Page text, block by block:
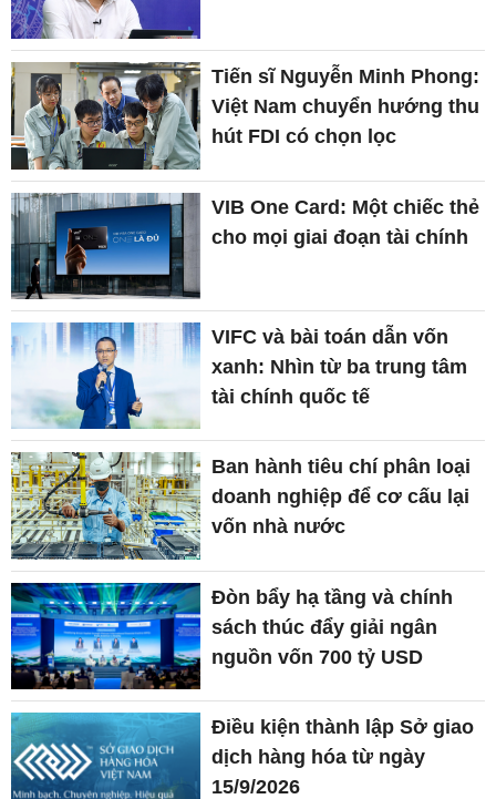
Tiến sĩ Nguyễn Minh Phong:
Việt Nam chuyển hướng thu
hút FDI có chọn lọc
VIB One Card: Một chiếc thẻ
cho mọi giai đoạn tài chính
VIFC và bài toán dẫn vốn
xanh: Nhìn từ ba trung tâm
tài chính quốc tế
Ban hành tiêu chí phân loại
doanh nghiệp để cơ cấu lại
vốn nhà nước
Đòn bẩy hạ tầng và chính
sách thúc đẩy giải ngân
nguồn vốn 700 tỷ USD
Điều kiện thành lập Sở giao
dịch hàng hóa từ ngày
15/9/2026